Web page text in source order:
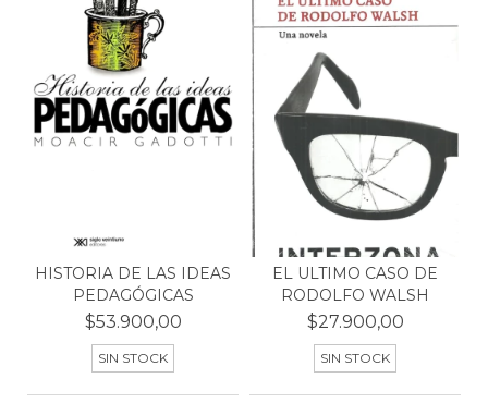
HISTORIA DE LAS IDEAS
PEDAGÓGICAS
$53.900,00
SIN STOCK
EL ULTIMO CASO DE
RODOLFO WALSH
$27.900,00
SIN STOCK